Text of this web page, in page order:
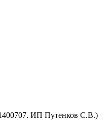
ИП Путенков С.В.)